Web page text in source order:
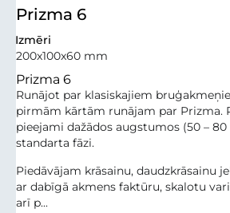
Prizma 6
Izmēri
200x100x60 mm
Prizma 6
Runājot par klasiskajiem
pirmām kārtām runājam par Prizma.
pieejami dažādos augstumos (50 –
standarta fāzi.
Piedāvājam krāsainu, daudzkrāsainu
ar dabīgā akmens faktūru, skalotu
arī p...